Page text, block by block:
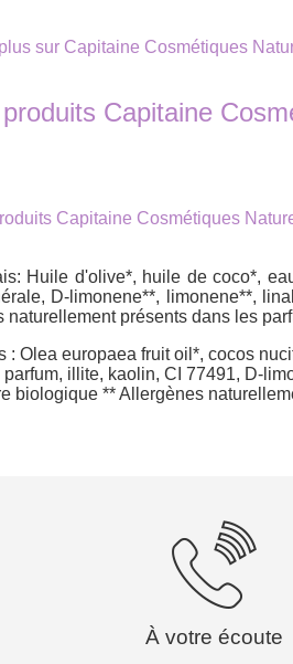
sur Capitaine Cosmétiques
Capitaine
Capitaine Cosmétiques
Huile d'olive*, huile de coco*,
D-limonene**, limonene**,
naturellement présents dans les
: Olea europaea fruit oil*, cocos
illite, kaolin, CI 77491, D-
biologique ** Allergènes
À votre écoute